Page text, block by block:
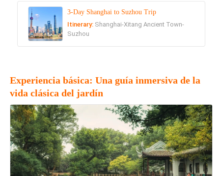
3-Day Shanghai to Suzhou Trip
Itinerary: Shanghai-Xitang Ancient Town-
Suzhou
Experiencia básica: Una guía inmersiva de la
vida clásica del jardín